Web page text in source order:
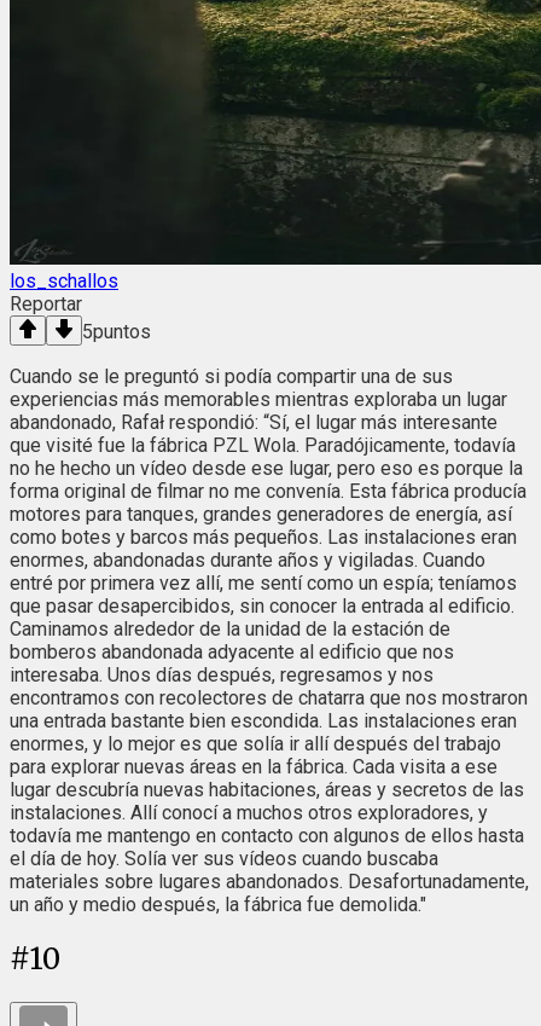
los_schallos
Reportar
5puntos
Cuando se le preguntó si podía compartir una de sus
experiencias más memorables mientras exploraba un lugar
abandonado, Rafał respondió: “Sí, el lugar más interesante
que visité fue la fábrica PZL Wola. Paradójicamente, todavía
no he hecho un vídeo desde ese lugar, pero eso es porque la
forma original de filmar no me convenía. Esta fábrica producía
motores para tanques, grandes generadores de energía, así
como botes y barcos más pequeños. Las instalaciones eran
enormes, abandonadas durante años y vigiladas. Cuando
entré por primera vez allí, me sentí como un espía; teníamos
que pasar desapercibidos, sin conocer la entrada al edificio.
Caminamos alrededor de la unidad de la estación de
bomberos abandonada adyacente al edificio que nos
interesaba. Unos días después, regresamos y nos
encontramos con recolectores de chatarra que nos mostraron
una entrada bastante bien escondida. Las instalaciones eran
enormes, y lo mejor es que solía ir allí después del trabajo
para explorar nuevas áreas en la fábrica. Cada visita a ese
lugar descubría nuevas habitaciones, áreas y secretos de las
instalaciones. Allí conocí a muchos otros exploradores, y
todavía me mantengo en contacto con algunos de ellos hasta
el día de hoy. Solía ver sus vídeos cuando buscaba
materiales sobre lugares abandonados. Desafortunadamente,
un año y medio después, la fábrica fue demolida."
#10